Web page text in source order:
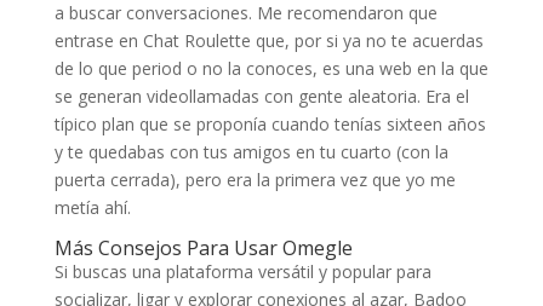
a buscar conversaciones. Me recomendaron que
entrase en Chat Roulette que, por si ya no te acuerdas
de lo que period o no la conoces, es una web en la que
se generan videollamadas con gente aleatoria. Era el
típico plan que se proponía cuando tenías sixteen años
y te quedabas con tus amigos en tu cuarto (con la
puerta cerrada), pero era la primera vez que yo me
metía ahí.
Más Consejos Para Usar Omegle
Si buscas una plataforma versátil y popular para
socializar, ligar y explorar conexiones al azar, Badoo